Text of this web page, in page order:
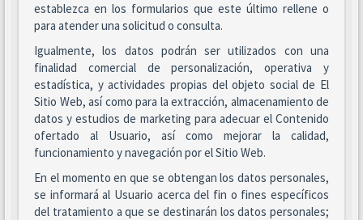
establezca en los formularios que este último rellene o
para atender una solicitud o consulta.
Igualmente, los datos podrán ser utilizados con una
finalidad comercial de personalización, operativa y
estadística, y actividades propias del objeto social de El
Sitio Web, así como para la extracción, almacenamiento de
datos y estudios de marketing para adecuar el Contenido
ofertado al Usuario, así como mejorar la calidad,
funcionamiento y navegación por el Sitio Web.
En el momento en que se obtengan los datos personales,
se informará al Usuario acerca del fin o fines específicos
del tratamiento a que se destinarán los datos personales;